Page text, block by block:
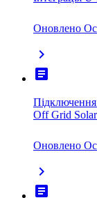
Оновлено
chevron_right
article
Off Grid
Оновлено
chevron_right
article